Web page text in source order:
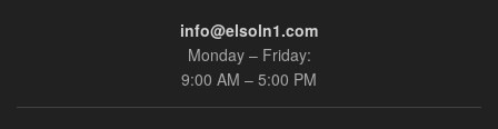
info@elsoln1.com
Monday – Friday:
9:00 AM – 5:00 PM